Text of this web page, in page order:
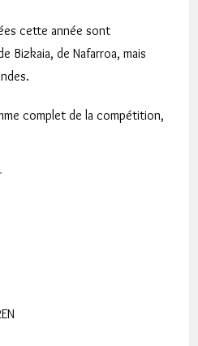
cette année sont
Bizkaia, de Nafarroa, mais
complet de la compétition,